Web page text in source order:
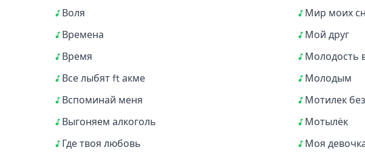
Воля
Времена
Время
Все лыбят ft акме
Вспоминай меня
Выгоняем алкоголь
Где твоя любовь
Мир моих
Мой друг
Молодость
Молодым
Мотилек
Мотылёк
Моя